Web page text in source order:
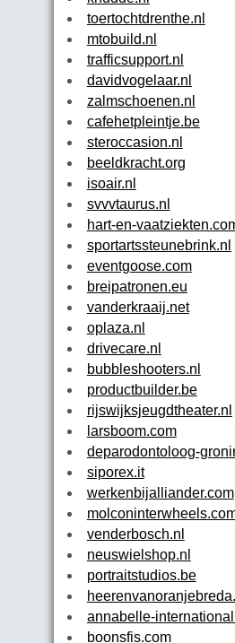
toertochtdrenthe.nl
mtobuild.nl
trafficsupport.nl
davidvogelaar.nl
zalmschoenen.nl
cafehetpleintje.be
steroccasion.nl
beeldkracht.org
isoair.nl
svvvtaurus.nl
hart-en-
sportartssteunebrink.nl
eventgoose.com
breipatronen.eu
vanderkraaij.net
oplaza.nl
drivecare.nl
bubbleshooters.nl
productbuilder.be
rijswijksjeugdtheater.nl
larsboom.com
deparodontoloog-
siporex.it
werkenbijalliander.com
venderbosch.nl
neuswielshop.nl
portraitstudios.be
annabelle-
boonsfis.com